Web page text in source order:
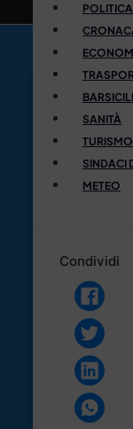
POLITICA
SANITÀ
TURISMO
SINDACI
METEO
Condividi